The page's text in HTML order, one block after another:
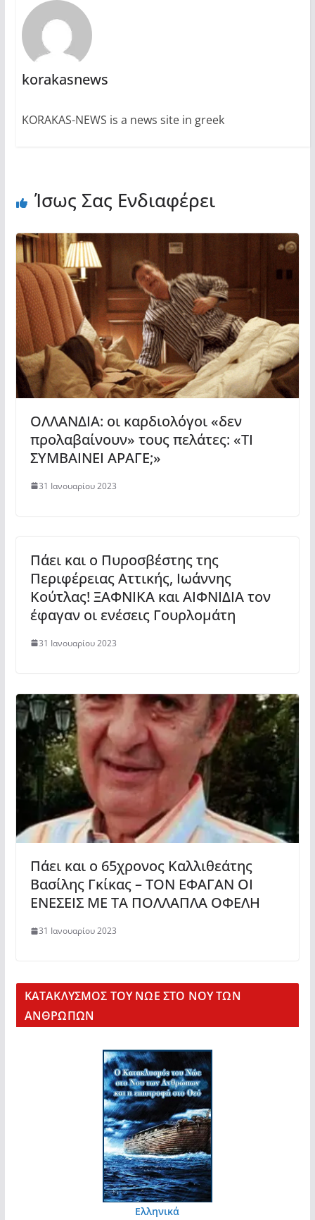
korakasnews
KORAKAS-NEWS is a news site in greek
Ίσως Σας Ενδιαφέρει
ΟΛΛΑΝΔΙΑ: οι καρδιολόγοι «δεν
προλαβαίνουν» τους πελάτες: «ΤΙ
ΣΥΜΒΑΙΝΕΙ ΑΡΑΓΕ;»
31 Ιανουαρίου 2023
Πάει και ο Πυροσβέστης της
Περιφέρειας Αττικής, Ιωάννης
Κούτλας! ΞΑΦΝΙΚΑ και ΑΙΦΝΙΔΙΑ τον
έφαγαν οι ενέσεις Γουρλομάτη
31 Ιανουαρίου 2023
Πάει και ο 65χρονος Καλλιθεάτης
Βασίλης Γκίκας – ΤΟΝ ΕΦΑΓΑΝ ΟΙ
ΕΝΕΣΕΙΣ ΜΕ ΤΑ ΠΟΛΛΑΠΛΑ ΟΦΕΛΗ
31 Ιανουαρίου 2023
KΑΤΑΚΛΥΣΜΟΣ ΤΟΥ ΝΩΕ ΣΤΟ ΝΟΥ ΤΩΝ
ΑΝΘΡΩΠΩΝ
Ελληνικά